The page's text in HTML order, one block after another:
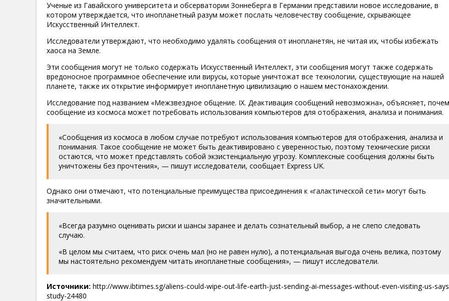
Ученые из Гавайского университета и обсерватории Зоннеберга в Германии представили новое исследование, в
котором утверждается, что инопланетный разум может послать человечеству сообщение, скрывающее
Искусственный Интеллект.
Исследователи утверждают, что необходимо удалять сообщения от инопланетян, не читая их, чтобы избежать
хаоса на Земле.
Эти сообщения могут не только содержать Искусственный Интеллект, эти сообщения могут также содержать
вредоносное программное обеспечение или вирусы, которые уничтожат все технологии, существующие на нашей
планете, также их открытие информирует инопланетную цивилизацию о нашем местонахождении.
Исследование под названием «Межзвездное общение. IX. Деактивация сообщений невозможна», объясняет,
сообщение из космоса может потребовать использования компьютеров для отображения, анализа и понимания.
«Сообщения из космоса в любом случае потребуют использования компьютеров для отображения, анализа и
понимания. Такое сообщение не может быть деактивировано с уверенностью, поэтому технические риски
остаются, что может представлять собой экзистенциальную угрозу. Комплексные сообщения должны быть
уничтожены без прочтения», — пишут исследователи, сообщает Express UK.
Однако они отмечают, что потенциальные преимущества присоединения к «галактической сети» могут быть
значительными.
«Всегда разумно оценивать риски и шансы заранее и делать сознательный выбор, а не слепо следовать
случаю.
«В целом мы считаем, что риск очень мал (но не равен нулю), а потенциальная выгода очень велика, поэтому
мы настоятельно рекомендуем читать инопланетные сообщения», — пишут исследователи.
Источники: http://www.ibtimes.sg/aliens-could-wipe-out-life-earth-just-sending-ai-messages-without-even-visiting-us-
study-24480